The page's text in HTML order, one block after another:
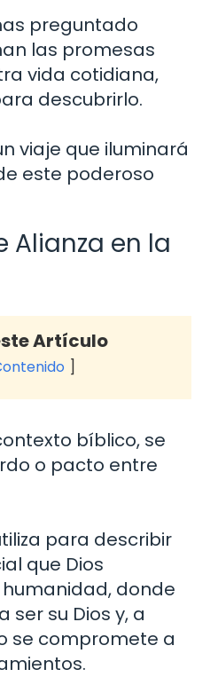
preguntado
las promesas
vida cotidiana,
descubrirlo.
viaje que iluminará
este poderoso
Alianza en la
Artículo
bíblico, se
o pacto entre
para describir
que Dios
donde
su Dios y, a
se compromete a